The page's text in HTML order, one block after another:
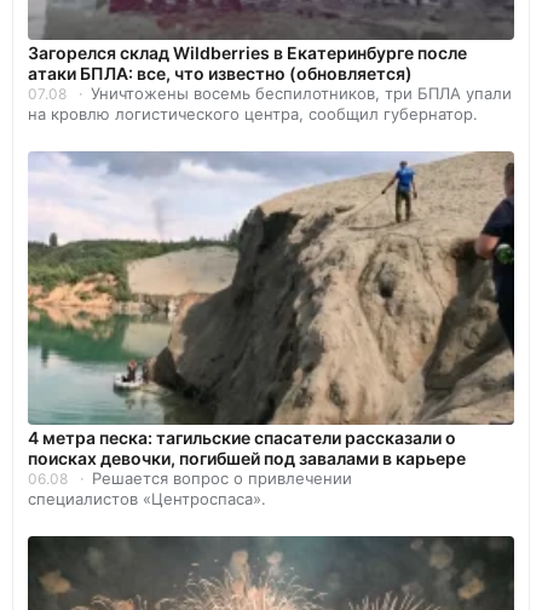
Загорелся склад Wildberries в Екатеринбурге после
атаки БПЛА: все, что известно (обновляется)
07.08
Уничтожены восемь беспилотников, три БПЛА упали
на кровлю логистического центра, сообщил губернатор.
4 метра песка: тагильские спасатели рассказали о
поисках девочки, погибшей под завалами в карьере
06.08
Решается вопрос о привлечении
специалистов «Центроспаса».